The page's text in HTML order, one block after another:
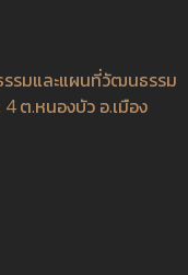
รมและแผนที่วัฒนธรรม
ต.หนองบัว อ.เมือง